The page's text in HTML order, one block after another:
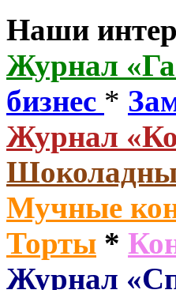
Наши
Журнал
бизнес *
Журнал
Мучные
Торты *
Журнал